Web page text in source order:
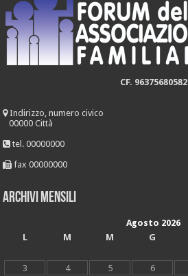
CF. 96375680582
Indirizzo, numero civico
00000 Città
tel. 00000000
fax 00000000
Archivi mensili
Agosto 2026
L
M M G
3
4 5 6